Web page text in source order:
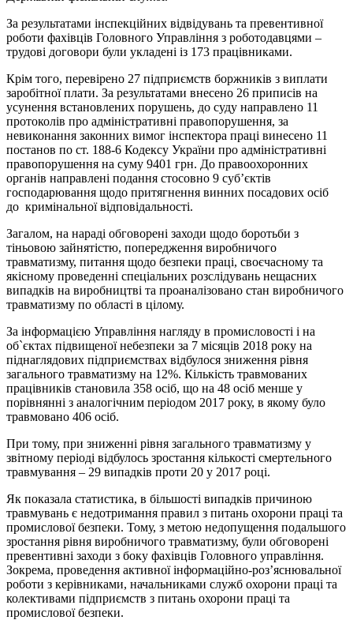
За результатами інспекційних відвідувань та превентивної
роботи фахівців Головного Управління з роботодавцями –
трудові договори були укладені із 173 працівниками.
Крім того, перевірено 27 підприємств боржників з виплати
заробітної плати. За результатами внесено 26 приписів на
усунення встановлених порушень, до суду направлено 11
протоколів про адміністративні правопорушення, за
невиконання законних вимог інспектора праці винесено 11
постанов по ст. 188-6 Кодексу України про адміністративні
правопорушення на суму 9401 грн. До правоохоронних
органів направлені подання стосовно 9 суб’єктів
господарювання щодо притягнення винних посадових осіб
до кримінальної відповідальності.
Загалом, на нараді обговорені заходи щодо боротьби з
тіньовою зайнятістю, попередження виробничого
травматизму, питання щодо безпеки праці, своєчасному та
якісному проведенні спеціальних розслідувань нещасних
випадків на виробництві та проаналізовано стан виробничого
травматизму по області в цілому.
За інформацією Управління нагляду в промисловості і на
об`єктах підвищеної небезпеки за 7 місяців 2018 року на
піднаглядових підприємствах відбулося зниження рівня
загального травматизму на 12%. Кількість травмованих
працівників становила 358 осіб, що на 48 осіб менше у
порівнянні з аналогічним періодом 2017 року, в якому було
травмовано 406 осіб.
При тому, при зниженні рівня загального травматизму у
звітному періоді відбулось зростання кількості смертельного
травмування – 29 випадків проти 20 у 2017 році.
Як показала статистика, в більшості випадків причиною
травмувань є недотримання правил з питань охорони праці та
промислової безпеки. Тому, з метою недопущення подальшого
зростання рівня виробничого травматизму, були обговорені
превентивні заходи з боку фахівців Головного управління.
Зокрема, проведення активної інформаційно-роз’яснювальної
роботи з керівниками, начальниками служб охорони праці та
колективами підприємств з питань охорони праці та
промислової безпеки.